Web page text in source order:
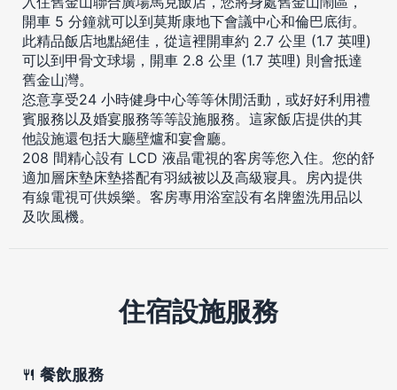
開車 5 分鐘就可以到莫斯康地下會議中心和倫巴底街。
此精品飯店地點絕佳，從這裡開車約 2.7 公里 (1.7 英哩)
可以到甲骨文球場，開車 2.8 公里 (1.7 英哩) 則會抵達
舊金山灣。
恣意享受24 小時健身中心等等休閒活動，或好好利用禮
賓服務以及婚宴服務等等設施服務。這家飯店提供的其
他設施還包括大廳壁爐和宴會廳。
208 間精心設有 LCD 液晶電視的客房等您入住。您的舒
適加層床墊床墊搭配有羽絨被以及高級寢具。房內提供
有線電視可供娛樂。客房專用浴室設有名牌盥洗用品以
及吹風機。
住宿設施服務
餐飲服務